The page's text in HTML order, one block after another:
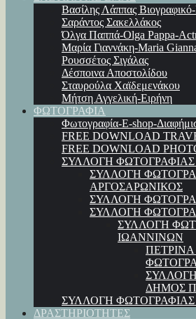
Βασίλης Λάππας
Σαράντος Σακελλάκος
Όλγα Παππά-Olga Pappa-
Μαρία Γιαννάκη-Maria
Ρουσσέτος Σιγάλας
Δέσποινα Αποστολίδου
Σταυρούλα Χαϊδεμενάκου
Μήτση Αγγελική-Ειρήνη
ΦΩΤΟΓΡΑΦΙΑ
Φωτογραφία-E-shop-
FREE DOWNLOAD
FREE DOWNLOAD
ΣΥΛΛΟΓΗ
ΣΥΛΛΟΓΗ
ΑΡΓΟΣΑΡΩΝΙΚΟΣ
ΣΥΛΛΟΓΗ
ΣΥΛΛΟΓΗ
ΣΥΛΛΟΓΗ
ΙΩΑΝΝΙΝΩΝ
ΔΗΜΟΣ
ΣΥΛΛΟΓΗ ΦΩΤΟΓΡΑΦΙΑΣ
ΔΡΑΣΤΗΡΙΟΤΗΤΕΣ